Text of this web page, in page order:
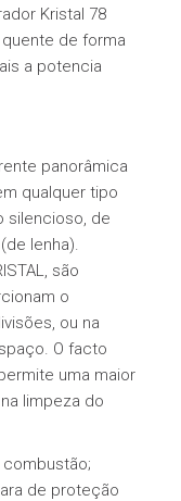
Kristal 78
de forma
a potencia
panorâmica
qualquer tipo
silencioso, de
lenha).
são
o
ou na
O facto
uma maior
limpeza do
de proteção